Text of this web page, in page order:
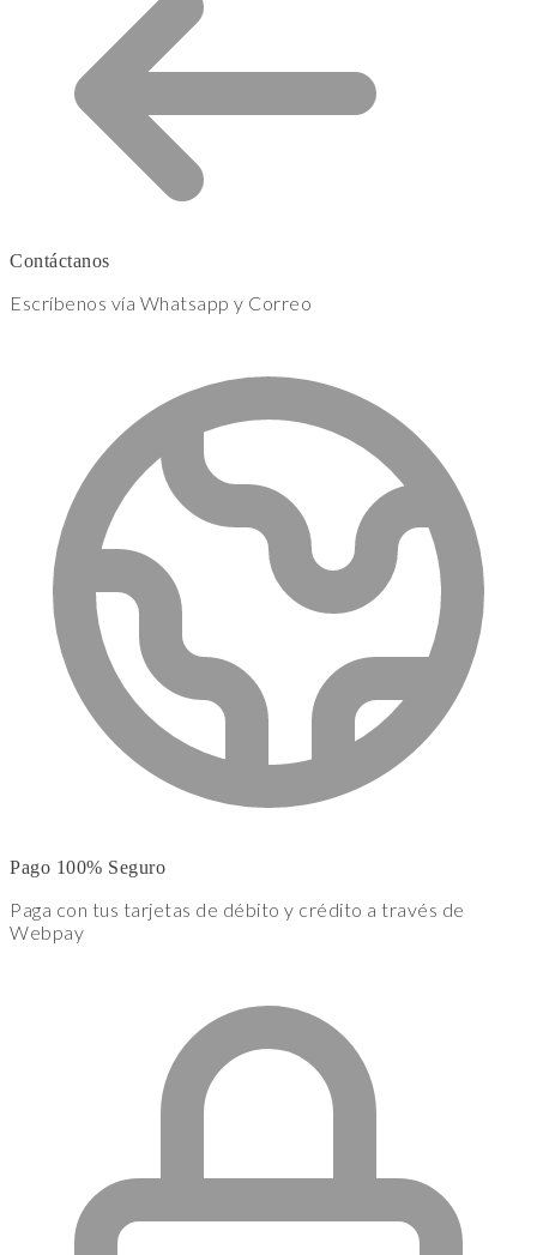
Contáctanos
Escríbenos vía Whatsapp y Correo
Pago 100% Seguro
Paga con tus tarjetas de débito y crédito a través de
Webpay